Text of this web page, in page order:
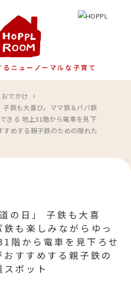
ニューノーマルな子育て
TOP
ギフト
おでかけ
鉄も大喜び。ママ鉄＆パパ鉄
きる 地上31階から電車を見下
すめする親子鉄のための隠れた
の日」 子鉄も大喜
も楽しみながらゆっ
階から電車を見下ろせ
すすめする親子鉄の
ポット